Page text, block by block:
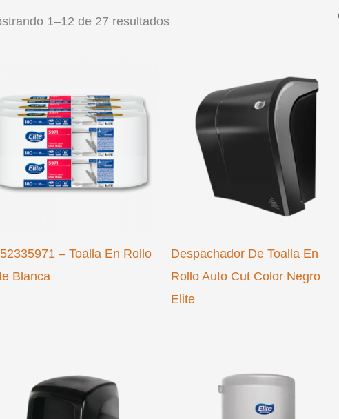
1–12 de 27 resultados
– Toalla En Rollo
Blanca
Despachador De Toalla En
Rollo Auto Cut Color Negro
Elite